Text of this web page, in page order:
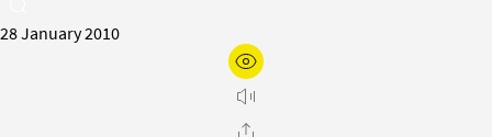
28 January 2010